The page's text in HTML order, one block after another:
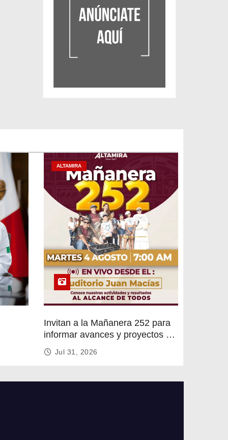
ALTAMIRA
Invitan a la Mañanera 252 para
informar avances y proyectos de
Altamira
Jul 31, 2026